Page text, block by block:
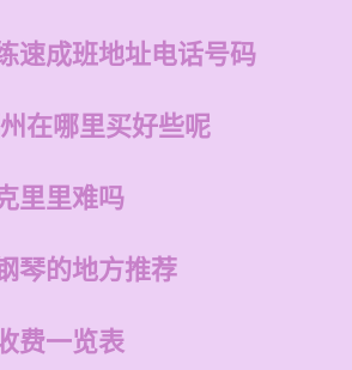
速成班地址电话号码
在哪里买好些呢
里里难吗
琴的地方推荐
费一览表